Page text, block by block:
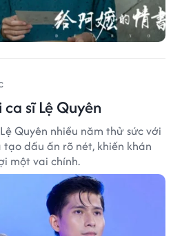
sĩ Lệ Quyên
Quyên nhiều năm thử sức với
dấu ấn rõ nét, khiến khán
một vai chính.